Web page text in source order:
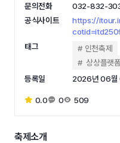
문의전화
032-832-
공식사이트
https://
태그
인천축제
상상플랫폼
등록일
2026년 06월
0.0 0 509
축제소개